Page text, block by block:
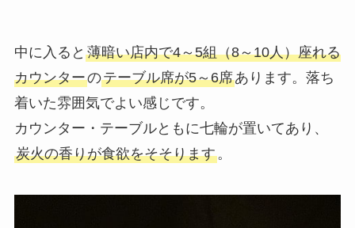
中に入ると 薄暗い店内で4～5組（8～10人）座れる
カウンターのテーブル席が5～6席あります。落ち
着いた雰囲気でよい感じです。
カウンター・テーブルともに七輪が置いてあり、
炭火の香りが食欲をそそります。